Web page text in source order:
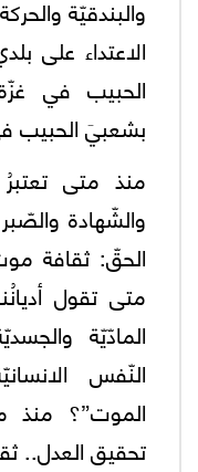
والبندقيّة
الاعتداء على
الحبيب في
بشعبيَ الحبيب
منذ متى تعتبرُ
والشّهادة
الحقّ: ثقافة
متى تقول
المادّيّة
النّفس
الموت”؟ منذ
تحقيق العدل..